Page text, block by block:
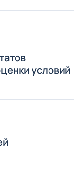
условий